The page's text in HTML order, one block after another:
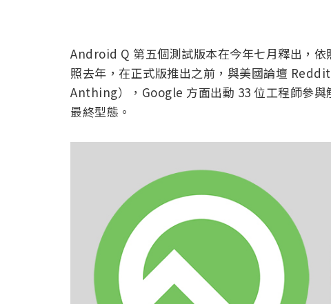
Android Q 第五個測試版本在今年七月釋出，
照去年，在正式版推出之前，與美國論壇
Anthing），Google 方面出動 33 位工程師參
最終型態。